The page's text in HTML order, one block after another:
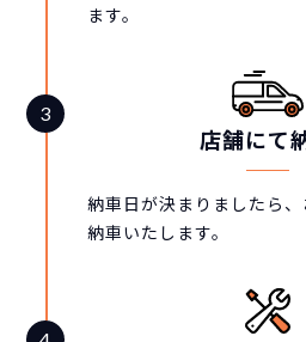
ます。
店舗にて
納車日が決まりましたら
納車いたします。